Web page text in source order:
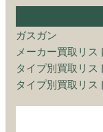
ガスガン
メーカー買取リス
タイプ別買取リス
タイプ別買取リス